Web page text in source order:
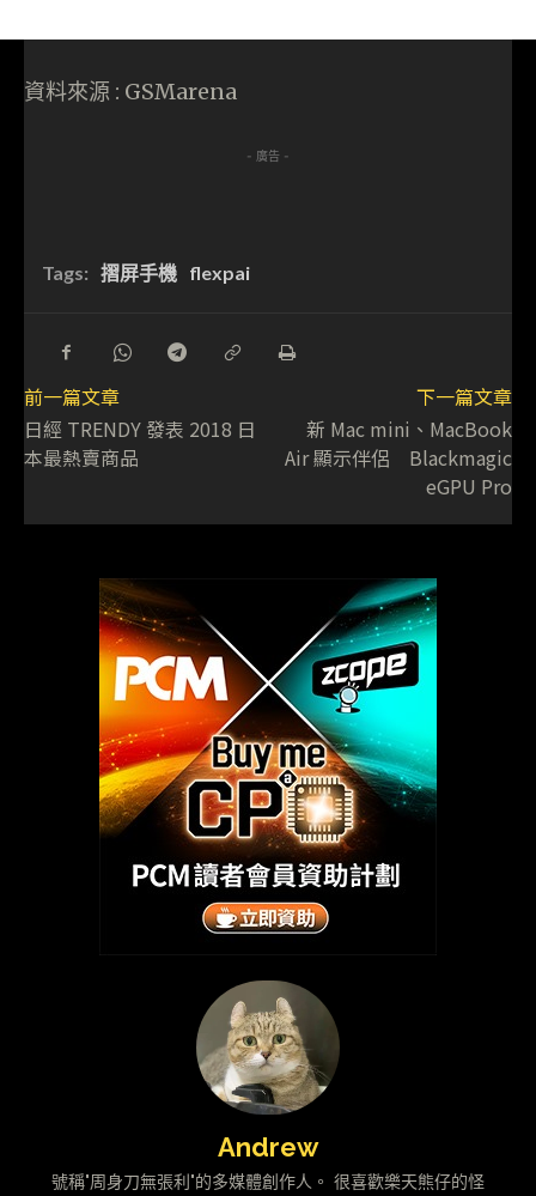
資料來源 : GSMarena
- 廣告 -
Tags: 摺屏手機 flexpai
前一篇文章
日經 TRENDY 發表 2018 日
本最熱賣商品
下一篇文章
新 Mac mini、MacBook
Air 顯示伴侶 Blackmagic
eGPU Pro
Andrew
號稱"周身刀無張利"的多媒體創作人。 很喜歡樂天熊仔的怪